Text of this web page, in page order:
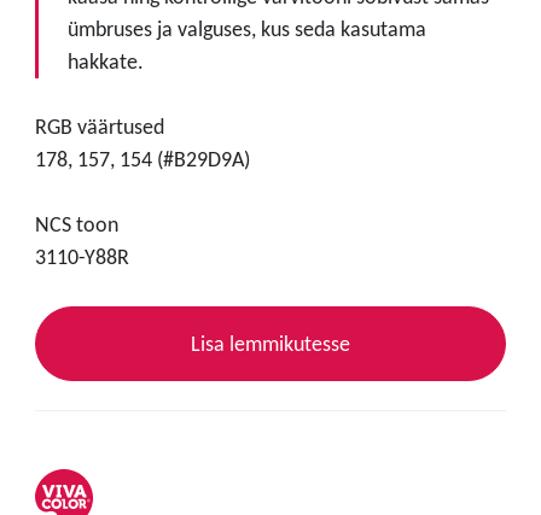
ümbruses ja valguses, kus seda kasutama
hakkate.
RGB väärtused
178, 157, 154 (#B29D9A)
NCS toon
3110-Y88R
Lisa lemmikutesse